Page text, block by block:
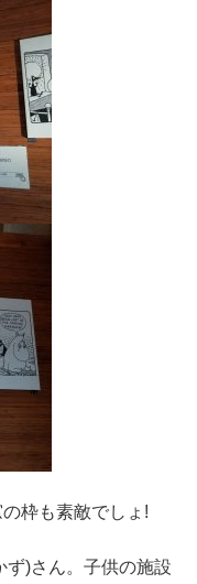
枠も素敵でしょ!
ず)さん。子供の施設